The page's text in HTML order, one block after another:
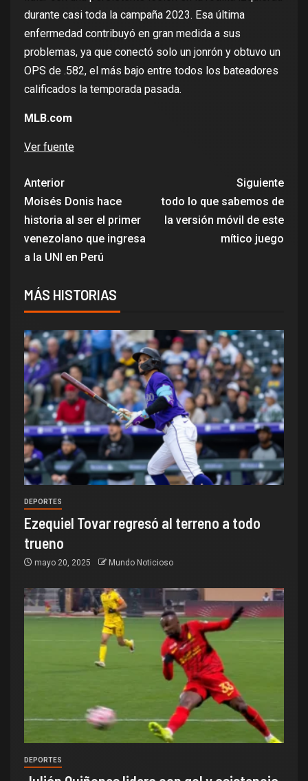
durante casi toda la campaña 2023. Esa última
enfermedad contribuyó en gran medida a sus
problemas, ya que conectó solo un jonrón y obtuvo un
OPS de .582, el más bajo entre todos los bateadores
calificados la temporada pasada.
MLB.com
Ver fuente
Anterior
Moisés Donis hace
historia al ser el primer
venezolano que ingresa
a la UNI en Perú
Siguiente
todo lo que sabemos de
la versión móvil de este
mítico juego
MÁS HISTORIAS
DEPORTES
Ezequiel Tovar regresó al terreno a todo
trueno
mayo 20, 2025 Mundo Noticioso
DEPORTES